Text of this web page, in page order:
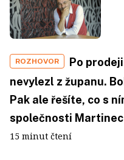
ROZHOVOR
Po
nevylezl z županu.
Pak ale řešíte, co s
společnosti Martinec
15 minut čtení